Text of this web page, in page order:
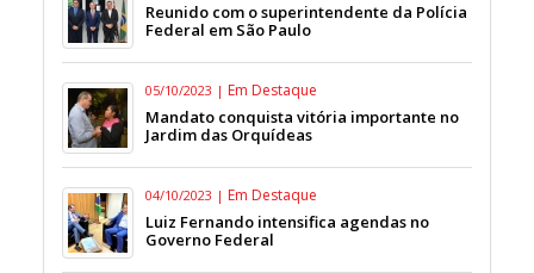
Reunido com o superintendente da Polícia
Federal em São Paulo
05/10/2023 | Em Destaque
Mandato conquista vitória importante no
Jardim das Orquídeas
04/10/2023 | Em Destaque
Luiz Fernando intensifica agendas no
Governo Federal